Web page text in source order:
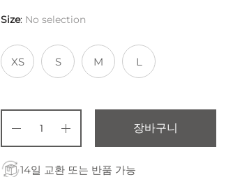
Size: No selection
XS S M L
장바구니
14일 교환 또는 반품 가능